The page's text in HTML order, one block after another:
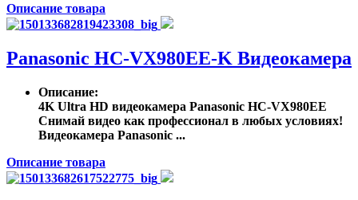
Описание товара
Panasonic HC-VX980EE-K Видеокамера
Описание:
4K Ultra HD видеокамера Panasonic HC-VX980EE
Снимай видео как профессионал в любых условиях!
Видеокамера Panasonic ...
Описание товара